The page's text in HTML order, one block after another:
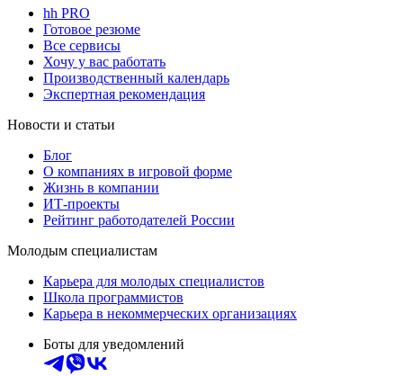
hh PRO
Готовое резюме
Все сервисы
Хочу у вас работать
Производственный календарь
Экспертная рекомендация
Новости и статьи
Блог
О компаниях в игровой форме
Жизнь в компании
ИТ-проекты
Рейтинг работодателей России
Молодым специалистам
Карьера для молодых специалистов
Школа программистов
Карьера в некоммерческих организациях
Боты для уведомлений